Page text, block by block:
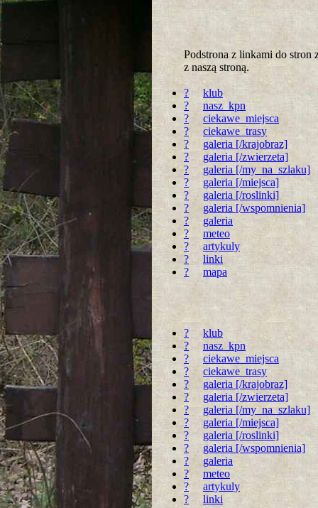
Podstrona z linkami do stron
z naszą stroną.
?
klub
?
nasz_kpn
?
ciekawe_miejsca
?
ciekawe_trasy
?
galeria [/krajobraz]
?
galeria [/zwierzeta]
?
galeria [/my_na_szlaku]
?
galeria [/miejsca]
?
galeria [/roslinki]
?
galeria [/wspomnienia]
?
galeria
?
meteo
?
artykuly
?
linki
?
mapa
?
klub
?
nasz_kpn
?
ciekawe_miejsca
?
ciekawe_trasy
?
galeria [/krajobraz]
?
galeria [/zwierzeta]
?
galeria [/my_na_szlaku]
?
galeria [/miejsca]
?
galeria [/roslinki]
?
galeria [/wspomnienia]
?
galeria
?
meteo
?
artykuly
?
linki